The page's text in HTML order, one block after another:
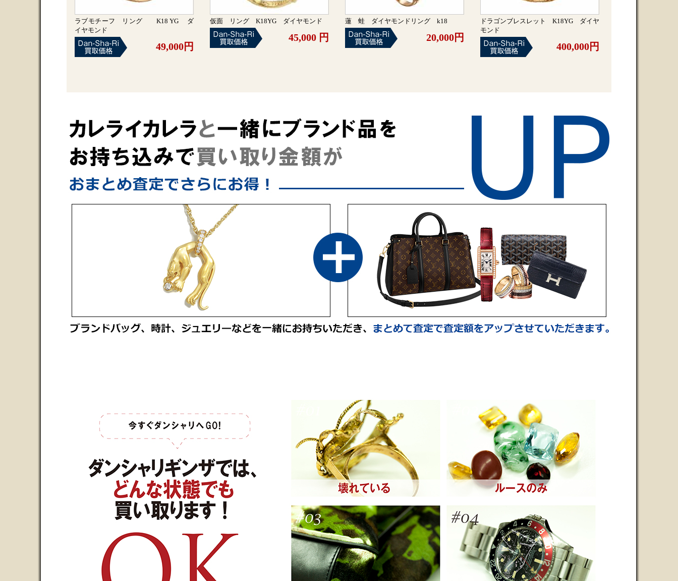
ラブモチーフ リング K18 YG ダ
イヤモンド
49,000円
仮面 リング K18YG ダイヤモンド
45,000 円
蓮 蛙 ダイヤモンドリング k18
20,000円
ドラゴンブレスレット K18YG ダイヤ
モンド
400,000円